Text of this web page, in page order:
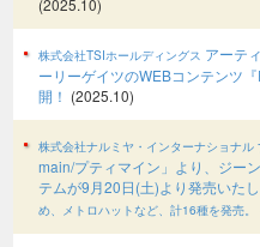
(2025.10)
株式会社TSIホールディングス アーテ
ーリーゲイツのWEBコンテンツ
開！ (2025.10)
株式会社ナルミヤ・インターナショナル
main/プティマイン」より、ジー
テムが9月20日(土)より発売いたし
め、メトロハットなど、計16種を発売。